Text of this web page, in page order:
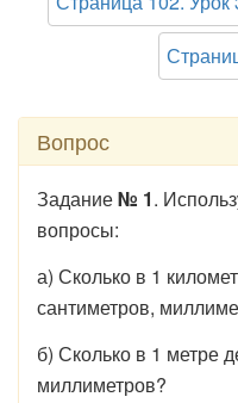
Вопрос
Задание№ 1.
вопросы:
а) Сколько в 1
сантиметров,
б) Сколько в 1 метре
миллиметров?